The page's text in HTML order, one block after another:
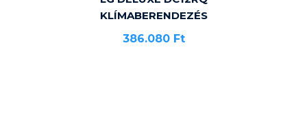
KLÍMABERENDEZÉS
386.080 Ft